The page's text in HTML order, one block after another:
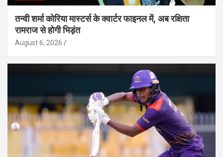
तन्वी शर्मा कोरिया मास्टर्स के क्वार्टर फाइनल में, अब रक्षिता
रामराज से होगी भिड़ंत
August 6, 2026